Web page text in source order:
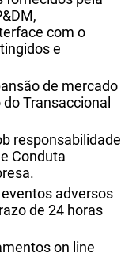
com o
e
de mercado
Transaccional
responsabilidade
Conduta
adversos
de 24 horas
on line